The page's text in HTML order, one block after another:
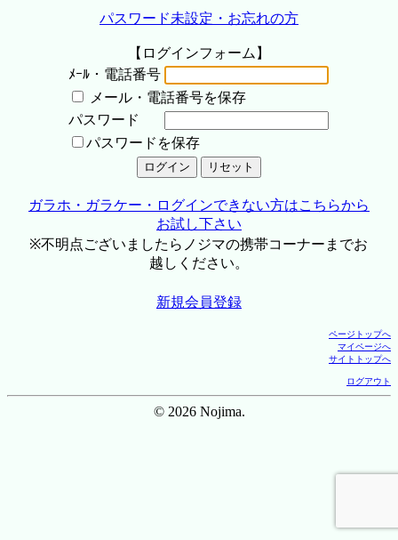
パスワード未設定・お忘れの方
【ログインフォーム】
ﾒｰﾙ・電話番号
メール・電話番号を保存
パスワード
パスワードを保存
ガラホ・ガラケー・ログインできない方はこちらから
お試し下さい
※不明点ございましたらノジマの携帯コーナーまでお
越しください。
新規会員登録
ページトップへ
マイページへ
サイトトップへ
ログアウト
© 2026 Nojima.